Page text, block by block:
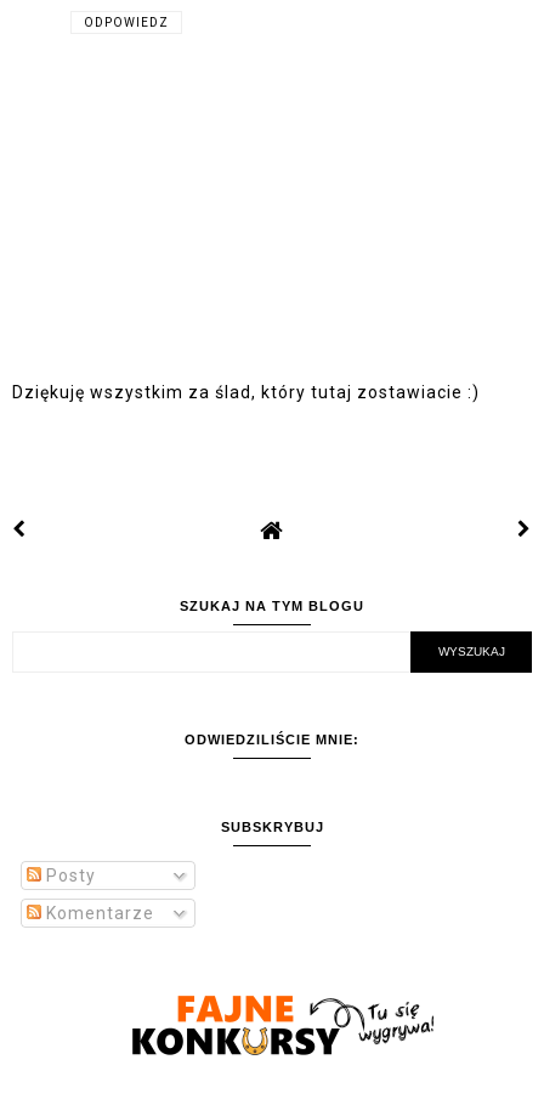
ODPOWIEDZ
Dziękuję wszystkim za ślad, który tutaj zostawiacie :)
SZUKAJ NA TYM BLOGU
ODWIEDZILIŚCIE MNIE:
SUBSKRYBUJ
Posty
Komentarze